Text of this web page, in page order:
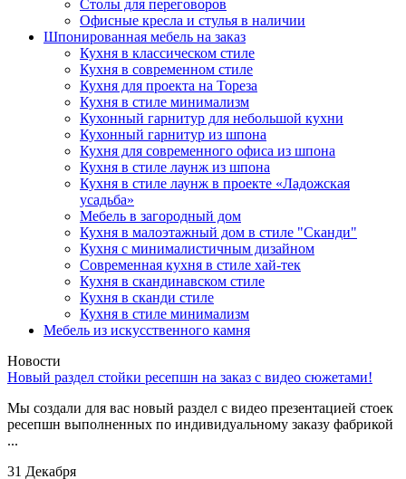
Столы для переговоров
Офисные кресла и стулья в наличии
Шпонированная мебель на заказ
Кухня в классическом стиле
Кухня в современном стиле
Кухня для проекта на Тореза
Кухня в стиле минимализм
Кухонный гарнитур для небольшой кухни
Кухонный гарнитур из шпона
Кухня для современного офиса из шпона
Кухня в стиле лаунж из шпона
Кухня в стиле лаунж в проекте «Ладожская
усадьба»
Мебель в загородный дом
Кухня в малоэтажный дом в стиле "Сканди"
Кухня с минималистичным дизайном
Современная кухня в стиле хай-тек
Кухня в скандинавском стиле
Кухня в сканди стиле
Кухня в стиле минимализм
Мебель из искусственного камня
Новости
Новый раздел стойки ресепшн на заказ с видео сюжетами!
Мы создали для вас новый раздел с видео презентацией стоек
ресепшн выполненных по индивидуальному заказу фабрикой
...
31 Декабря